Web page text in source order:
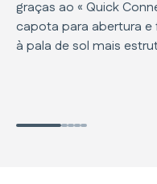
graças ao « Quick
capota para abertura
à pala de sol mais